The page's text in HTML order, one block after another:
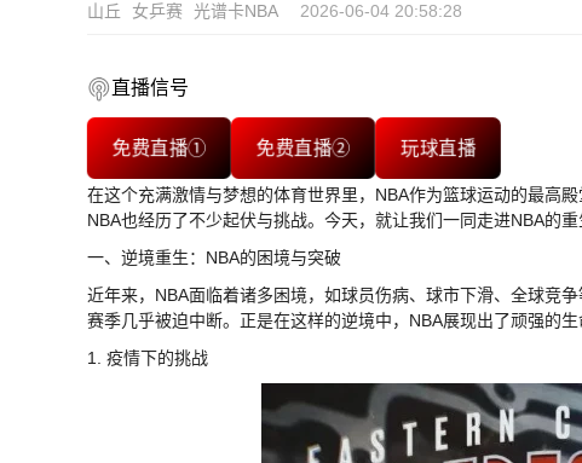
山丘 女乒赛 光谱卡NBA 2026-06-04 20:58:28
直播信号
免费直播① 免费直播② 玩球直播
在这个充满激情与梦想的体育世界里，NBA作为篮球运动的最高
NBA也经历了不少起伏与挑战。今天，就让我们一同走进NBA的
一、逆境重生：NBA的困境与突破
近年来，NBA面临着诸多困境，如球员伤病、球市下滑、全球竞
赛季几乎被迫中断。正是在这样的逆境中，NBA展现出了顽强的生
1. 疫情下的挑战